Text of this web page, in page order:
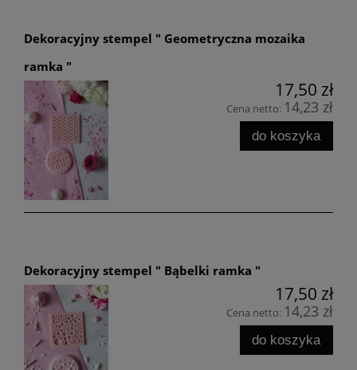
Dekoracyjny stempel " Geometryczna mozaika
ramka "
17,50 zł
Cena netto: 14,23 zł
do koszyka
Dekoracyjny stempel " Bąbelki ramka "
17,50 zł
Cena netto: 14,23 zł
do koszyka